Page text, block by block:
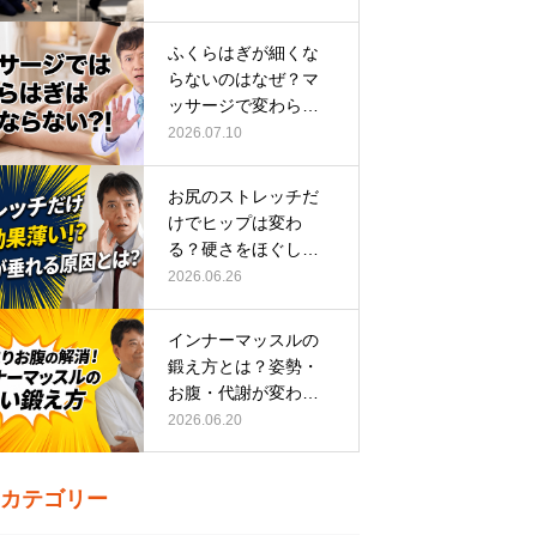
ふくらはぎが細くな
らないのはなぜ？マ
ッサージで変わらな
い根本原因
2026.07.10
お尻のストレッチだ
けでヒップは変わ
る？硬さをほぐして
整える正しい方…
2026.06.26
インナーマッスルの
鍛え方とは？姿勢・
お腹・代謝が変わる
トレーニング…
2026.06.20
カテゴリー